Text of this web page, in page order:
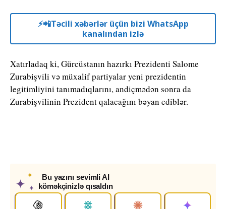
⚡️📲Təcili xəbərlər üçün bizi WhatsApp
kanalından izlə
Xatırladaq ki, Gürcüstanın hazırkı Prezidenti Salome
Zurabişvili və müxalif partiyalar yeni prezidentin
legitimliyini tanımadıqlarını, andiçmədən sonra da
Zurabişvilinin Prezident qalacağını bəyan ediblər.
✦
✦
✦
Bu yazını sevimli AI
köməkçinizlə qısaldın